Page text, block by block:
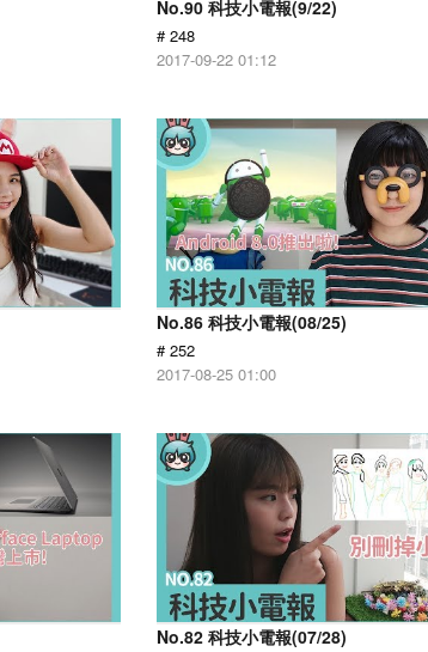
No.90 科技小電報(9/22)
# 248
2017-09-22 01:12
No.86 科技小電報(08/25)
# 252
2017-08-25 01:00
No.82 科技小電報(07/28)